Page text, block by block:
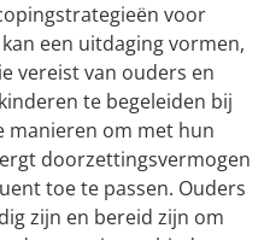
voor
een uitdaging vormen,
vereist van ouders en
te begeleiden bij
manieren om met hun
doorzettingsvermogen
toe te passen. Ouders
zijn en bereid zijn om